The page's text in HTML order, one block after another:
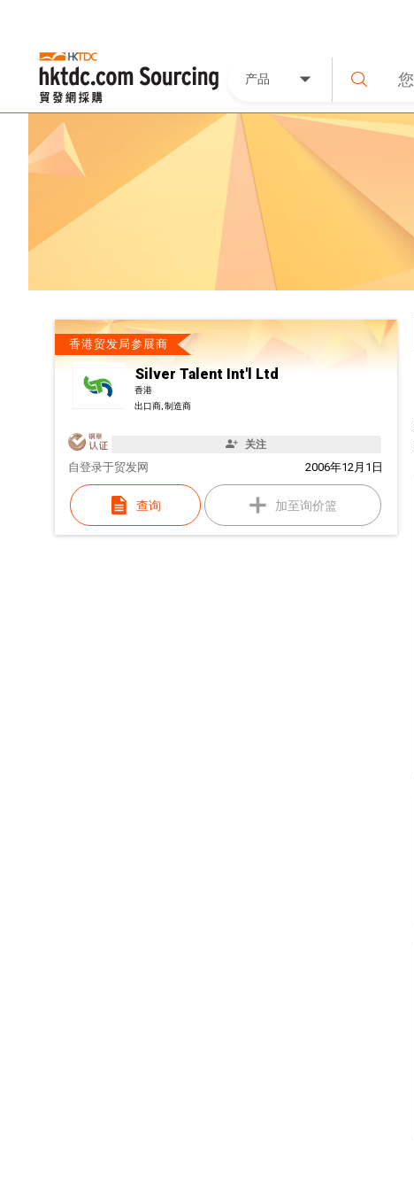
产品
香港贸发局参展商
Silver Talent Int'l Ltd
香港
出口商, 制造商
关注
自 2006年12月1日
登录于贸发网
查询 加至询价篮